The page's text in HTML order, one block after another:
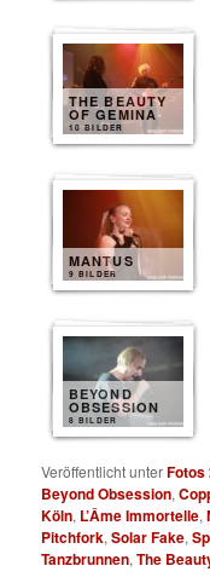
THE BEAUTY
OF GEMINA
10 BILDER
MANTUS
9 BILDER
BEYOND
OBSESSION
8 BILDER
Veröffentlicht unterFotos
Beyond Obsession,
Köln, L’Âme Immortelle,
Pitchfork,Solar Fake,
Tanzbrunnen,The